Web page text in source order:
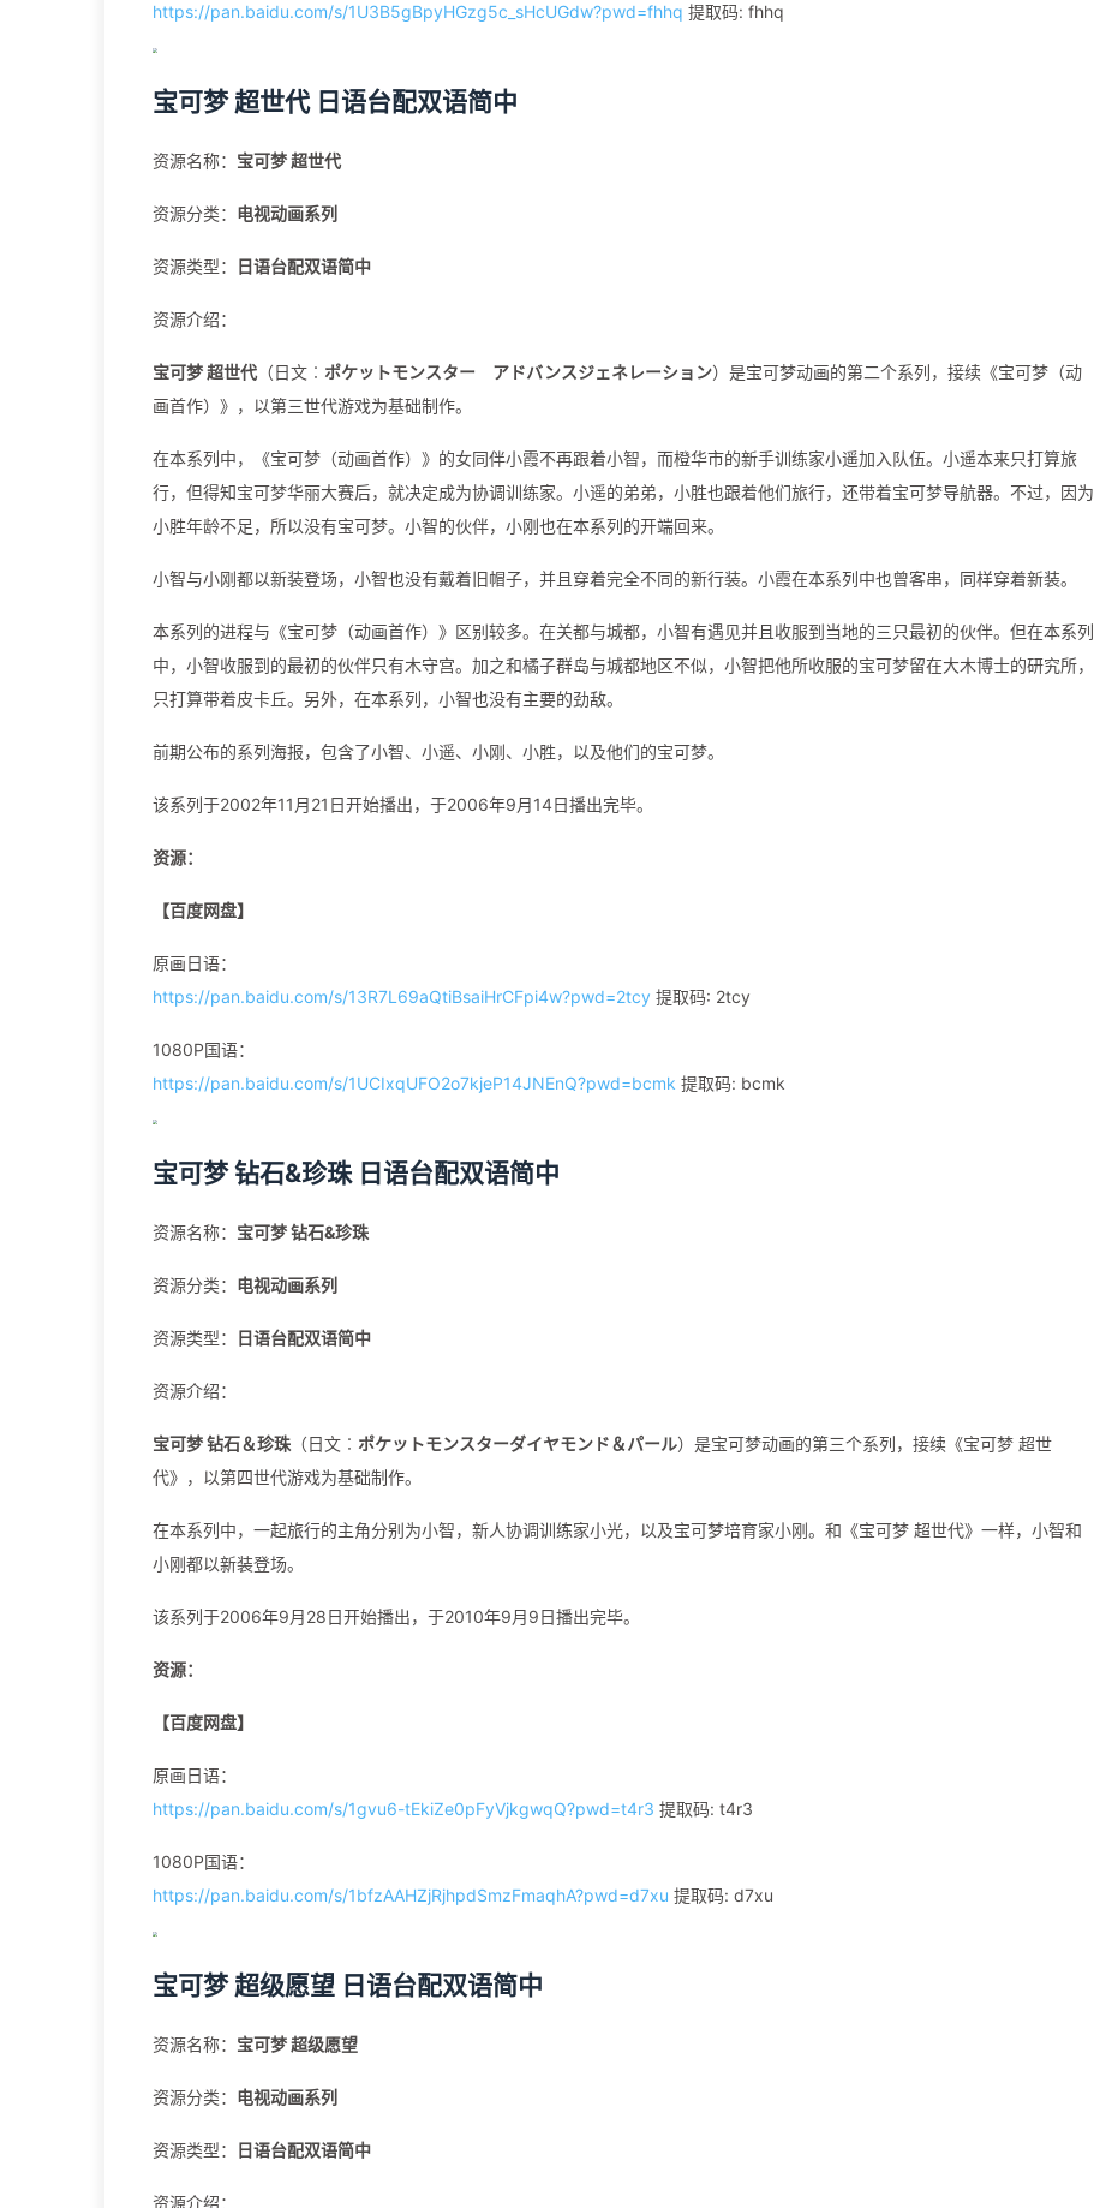
https://pan.baidu.com/s/1U3B5gBpyHGzg5c_sHcUGdw?pwd=fhhq 提取码: fhhq
宝可梦 超世代 日语台配双语简中
资源名称： 宝可梦 超世代
资源分类： 电视动画系列
资源类型： 日语台配双语简中
资源介绍：
宝可梦 超世代（日文︰ ポケットモンスター アドバンスジェネレーション）是宝可梦动画的第二个系列，接续《宝可梦（动
画首作）》，以第三世代游戏为基础制作。
在本系列中，《宝可梦（动画首作）》的女同伴小霞不再跟着小智，而橙华市的新手训练家小遥加入队伍。小遥本来只打算旅
行，但得知宝可梦华丽大赛后，就决定成为协调训练家。小遥的弟弟，小胜也跟着他们旅行，还带着宝可梦导航器。不过，因为
小胜年龄不足，所以没有宝可梦。小智的伙伴，小刚也在本系列的开端回来。
小智与小刚都以新装登场，小智也没有戴着旧帽子，并且穿着完全不同的新行装。小霞在本系列中也曾客串，同样穿着新装。
本系列的进程与《宝可梦（动画首作）》区别较多。在关都与城都，小智有遇见并且收服到当地的三只最初的伙伴。但在本系列
中，小智收服到的最初的伙伴只有木守宫。加之和橘子群岛与城都地区不似，小智把他所收服的宝可梦留在大木博士的研究所，
只打算带着皮卡丘。另外，在本系列，小智也没有主要的劲敌。
前期公布的系列海报，包含了小智、小遥、小刚、小胜，以及他们的宝可梦。
该系列于2002年11月21日开始播出，于2006年9月14日播出完毕。
资源：
【百度网盘】
原画日语：
https://pan.baidu.com/s/13R7L69aQtiBsaiHrCFpi4w?pwd=2tcy 提取码: 2tcy
1080P国语：
https://pan.baidu.com/s/1UCIxqUFO2o7kjeP14JNEnQ?pwd=bcmk 提取码: bcmk
宝可梦 钻石&珍珠 日语台配双语简中
资源名称： 宝可梦 钻石&珍珠
资源分类： 电视动画系列
资源类型： 日语台配双语简中
资源介绍：
宝可梦 钻石＆珍珠 （日文︰ ポケットモンスターダイヤモンド＆パール）是宝可梦动画的第三个系列，接续《宝可梦 超世
代》，以第四世代游戏为基础制作。
在本系列中，一起旅行的主角分别为小智，新人协调训练家小光，以及宝可梦培育家小刚。和《宝可梦 超世代》一样，小智和
小刚都以新装登场。
该系列于2006年9月28日开始播出，于2010年9月9日播出完毕。
资源：
【百度网盘】
原画日语：
https://pan.baidu.com/s/1gvu6-tEkiZe0pFyVjkgwqQ?pwd=t4r3 提取码: t4r3
1080P国语：
https://pan.baidu.com/s/1bfzAAHZjRjhpdSmzFmaqhA?pwd=d7xu 提取码: d7xu
宝可梦 超级愿望 日语台配双语简中
资源名称： 宝可梦 超级愿望
资源分类： 电视动画系列
资源类型： 日语台配双语简中
资源介绍：